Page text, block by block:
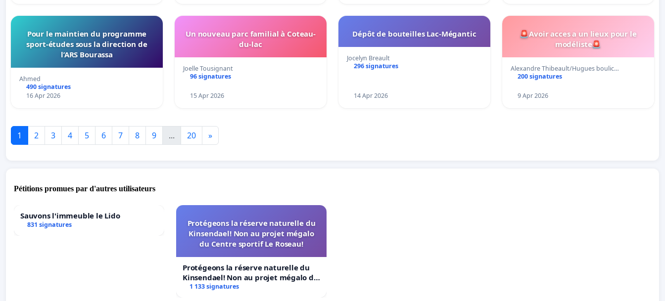
Pour le maintien du programme
sport-études sous la direction de
l’ARS Bourassa
Ahmed
490 signatures
16 Apr 2026
Un nouveau parc familial à Coteau-
du-lac
Joelle Tousignant
96 signatures
15 Apr 2026
Dépôt de bouteilles Lac-Mégantic
Jocelyn Breault
296 signatures
14 Apr 2026
🚨Avoir acces a un lieux pour le
modéliste🚨
Alexandre Thibeault/Hugues boulic…
200 signatures
9 Apr 2026
1 2 3 4 5 6 7 8 9 ... 20 »
Pétitions promues par d'autres utilisateurs
Sauvons l'immeuble le Lido
831 signatures
Protégeons la réserve naturelle du
Kinsendael! Non au projet mégalo
du Centre sportif Le Roseau!
Protégeons la réserve naturelle du
Kinsendael! Non au projet mégalo du
Centre sportif Le Roseau!
1 133 signatures